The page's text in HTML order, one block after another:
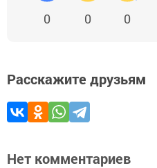
0 0 0
Расскажите друзьям
Нет комментариев